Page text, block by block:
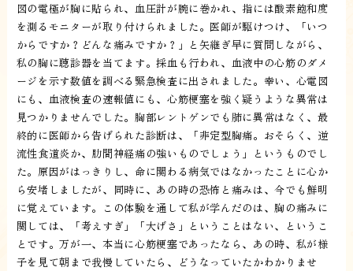
図の電極が胸に貼られ、血圧計が腕に巻かれ、指には酸素飽和度
を測るモニターが取り付けられました。医師が駆けつけ、「いつ
からですか？どんな痛みですか？」と矢継ぎ早に質問しながら、
私の胸に聴診器を当てます。採血も行われ、血液中の心筋のダメ
ージを示す数値を調べる緊急検査に出されました。幸い、心電図
にも、血液検査の速報値にも、心筋梗塞を強く疑うような異常は
見つかりませんでした。胸部レントゲンでも肺に異常はなく、最
終的に医師から告げられた診断は、「非定型胸痛。おそらく、逆
流性食道炎か、肋間神経痛の強いものでしょう」というものでし
た。原因がはっきりし、命に関わる病気ではなかったことに心か
ら安堵しましたが、同時に、あの時の恐怖と痛みは、今でも鮮明
に覚えています。この体験を通して私が学んだのは、胸の痛みに
関しては、「考えすぎ」「大げさ」ということはない、というこ
とです。万が一、本当に心筋梗塞であったなら、あの時、私が様
子を見て朝まで我慢していたら、どうなっていたかわかりませ